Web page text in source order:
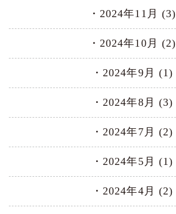
2024年11月 (3)
2024年10月 (2)
2024年9月 (1)
2024年8月 (3)
2024年7月 (2)
2024年5月 (1)
2024年4月 (2)